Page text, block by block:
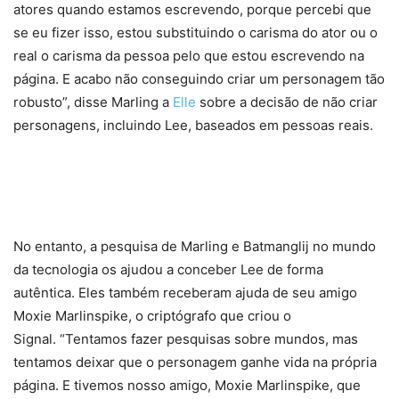
atores quando estamos escrevendo, porque percebi que
se eu fizer isso, estou substituindo o carisma do ator ou o
real o carisma da pessoa pelo que estou escrevendo na
página. E acabo não conseguindo criar um personagem tão
robusto”, disse Marling a Elle sobre a decisão de não criar
personagens, incluindo Lee, baseados em pessoas reais.
No entanto, a pesquisa de Marling e Batmanglij no mundo
da tecnologia os ajudou a conceber Lee de forma
autêntica. Eles também receberam ajuda de seu amigo
Moxie Marlinspike, o criptógrafo que criou o
Signal. “Tentamos fazer pesquisas sobre mundos, mas
tentamos deixar que o personagem ganhe vida na própria
página. E tivemos nosso amigo, Moxie Marlinspike, que